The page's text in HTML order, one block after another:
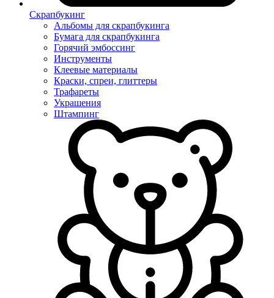
Скрапбукинг
Альбомы для скрапбукинга
Бумага для скрапбукинга
Горячий эмбоссинг
Инструменты
Клеевые материалы
Краски, спреи, глиттеры
Трафареты
Украшения
Штампинг